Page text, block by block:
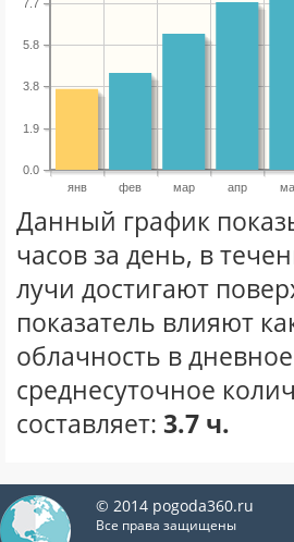
янв фев мар апр
0.0
1.9
3.8
5.8
7.7
Данный график
часов за день, в
лучи достигают
показатель влияют
облачность в
среднесуточное
составляет: 3.7 ч.
© 2014 pogoda360.ru
Все права защищены